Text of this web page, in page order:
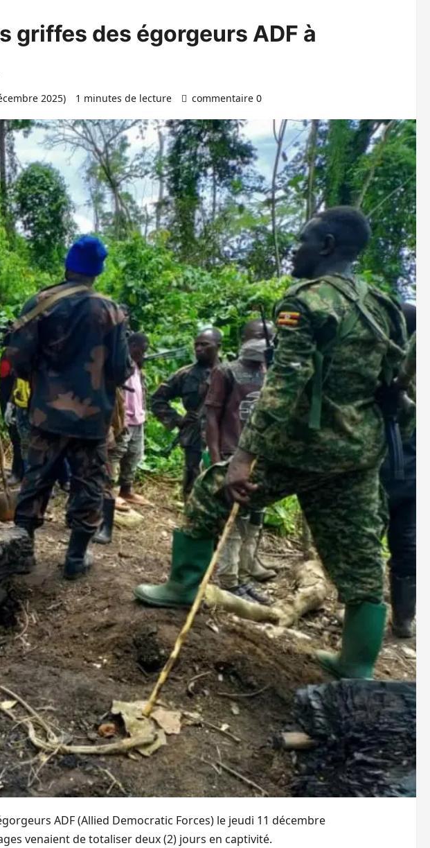
griffes des égorgeurs ADF à
2025) 1 minutes de lecture commentaire 0
ADF (Allied Democratic Forces) le jeudi 11 décembre
venaient de totaliser deux (2) jours en captivité.